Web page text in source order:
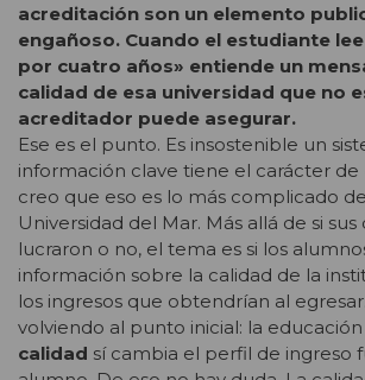
acreditación son un elemento
engañoso. Cuando el estudiante
por cuatro años» entiende un
calidad de esa universidad que no
acreditador puede asegurar.
Ese es el punto. Es insostenible un
información clave tiene el carácter de
creo que eso es lo más complicado
Universidad del Mar. Más allá de si sus
lucraron o no, el tema es si los
información sobre la calidad de la
los ingresos que obtendrían al
volviendo al punto inicial: la
calidad sí cambia el perfil de ingreso